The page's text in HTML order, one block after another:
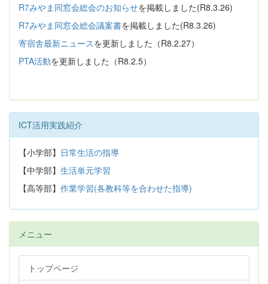
R7みやま同窓会総会のお知らせを掲載しました(R8.3.26)
R7みやま同窓会総会議案書を掲載しました(R8.3.26)
寄宿舎最新ニュースを更新しました（R8.2.27）
PTA活動を更新しました（R8.2.5）
ICT活用実践紹介
【小学部】 日常生活の指導
【中学部】 生活単元学習
【高等部】 作業学習(各教科等を合わせた指導)
メニュー
トップページ